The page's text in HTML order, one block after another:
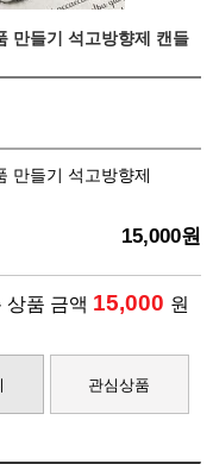
만들기 석고방향제 캔들
만들기 석고방향제
15,000원
상품 금액 15,000 원
관심상품